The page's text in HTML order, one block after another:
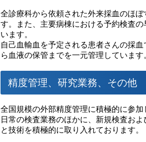
全診療科から依頼された外来採血のほ
す。また、主要病棟における予約検査
います。
自己血輸血を予定される患者さんの採
ら血液の保管までを一元管理しています
精度管理、研究業務、その他
全国規模の外部精度管理に積極的に参
日常の検査業務のほかに、新規検査お
と技術を積極的に取り入れております。